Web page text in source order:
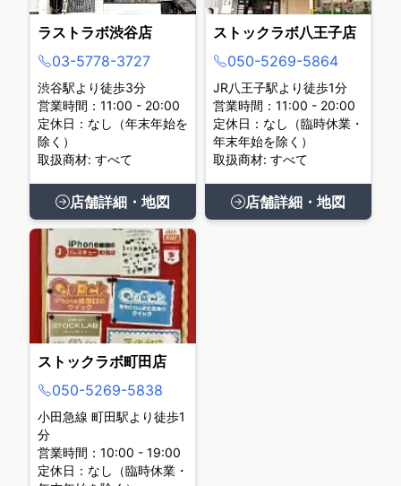
ラストラボ渋谷店
03-5778-3727
渋谷駅より徒歩3分
営業時間：11:00 - 20:00
定休日：なし（年末年始を
除く）
取扱商材: すべて
店舗詳細・地図
ストックラボ八王子店
050-5269-5864
JR八王子駅より徒歩1分
営業時間：11:00 - 20:00
定休日：なし（臨時休業・
年末年始を除く）
取扱商材: すべて
店舗詳細・地図
ストックラボ町田店
050-5269-5838
小田急線 町田駅より徒歩1
分
営業時間：10:00 - 19:00
定休日：なし（臨時休業・